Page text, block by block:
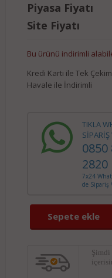
Piyasa Fiyatı
Site Fiyatı
Bu ürünü indirimli
Kredi Kartı ile Tek Çekim
Havale ile İndirimli
TIKLA
SİPARİŞ
0850
2820
7x24
de Sipariş
Sepete ekle
Şimdi